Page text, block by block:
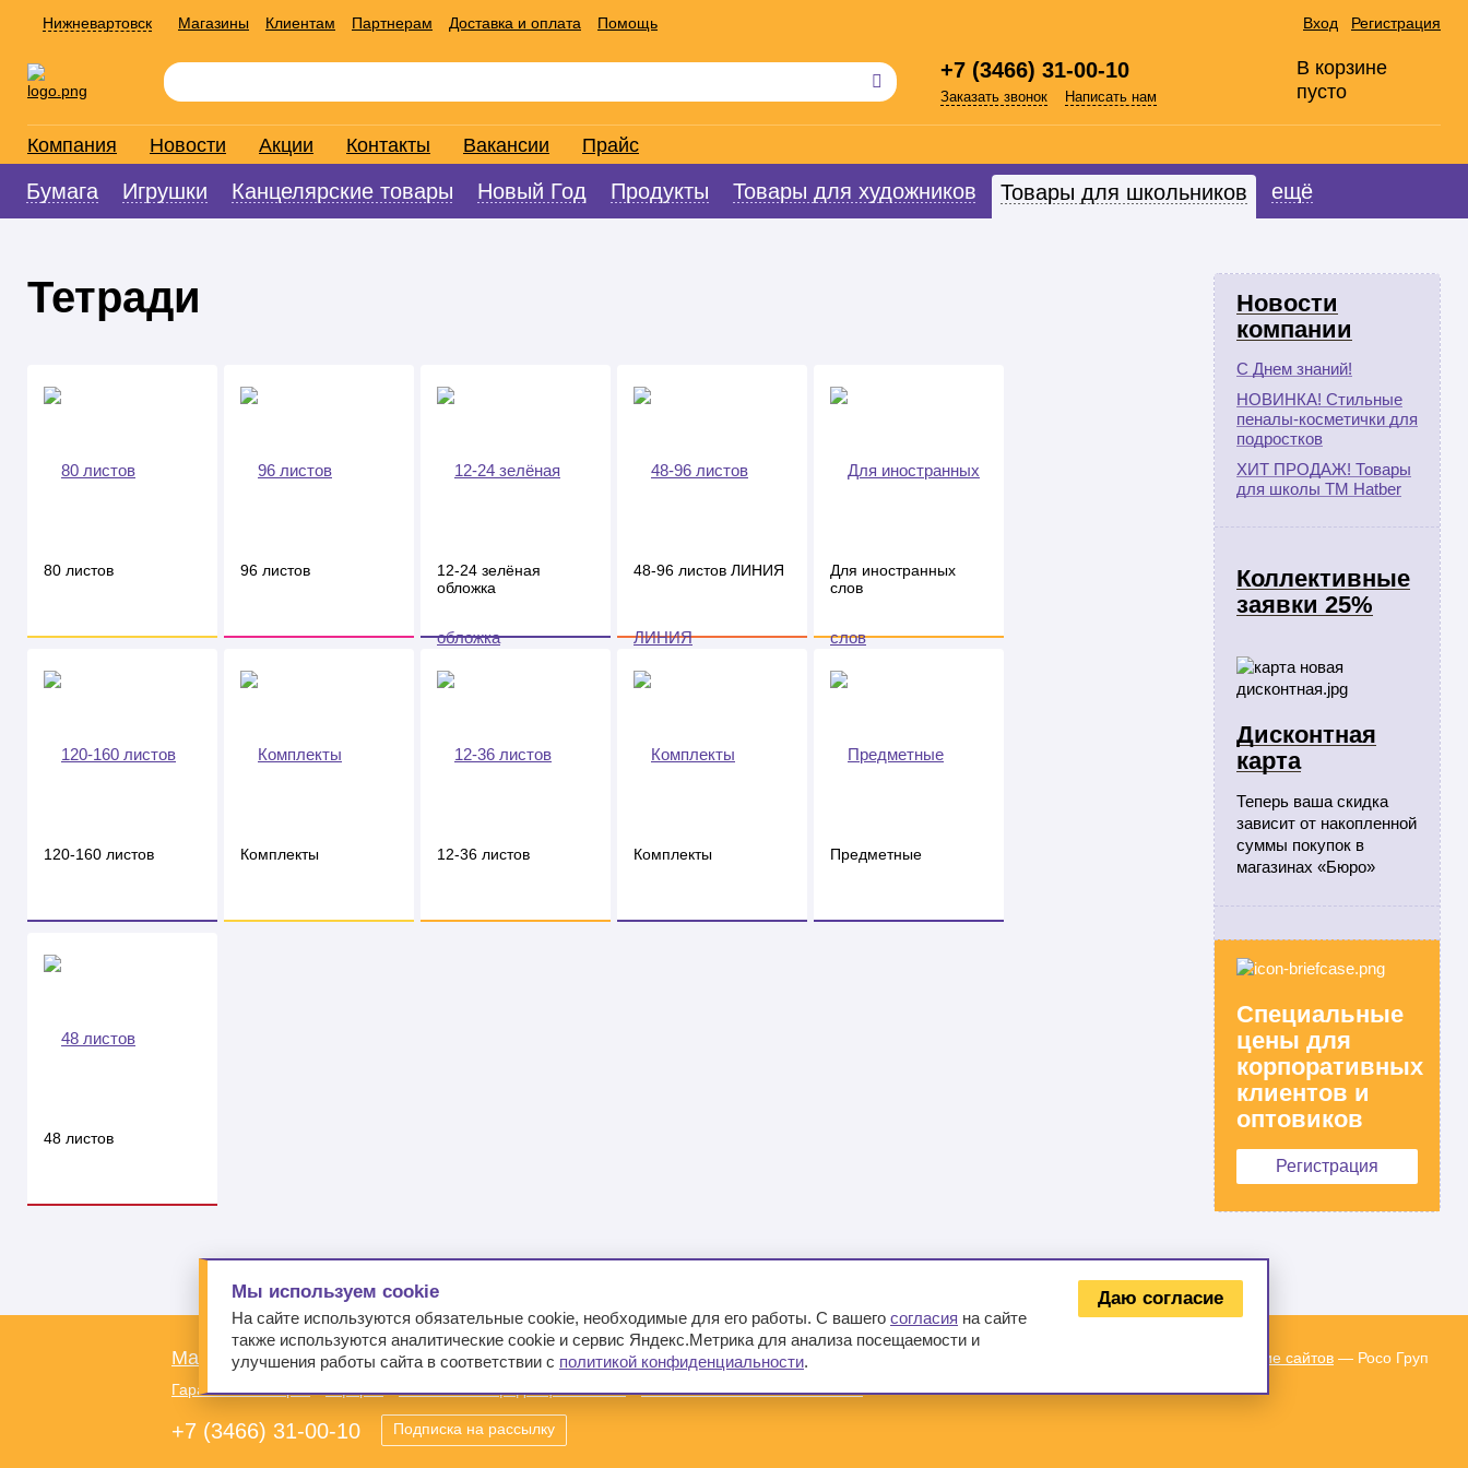
Вход Регистрация
Нижневартовск Магазины Клиентам Партнерам Доставка и оплата Помощь
+7 (3466) 31-00-10
Заказать звонок Написать нам
В корзине
пусто
Компания Новости Акции Контакты Вакансии Прайс
Бумага Игрушки Канцелярские товары Новый Год Продукты Товары для художников Товары для школьников ещё
Новости
компании
С Днем знаний!
НОВИНКА! Стильные
пеналы-косметички для
подростков
ХИТ ПРОДАЖ! Товары
для школы ТМ Hatber
Коллективные
заявки 25%
Дисконтная
карта
Теперь ваша скидка
зависит от накопленной
суммы покупок в
магазинах «Бюро»
Специальные
цены для
корпоративных
клиентов и
оптовиков
Регистрация
Тетради
80 листов 96 листов
12-24 зелёная
обложка
48-96 листов ЛИНИЯ
Для иностранных
слов
120-160 листов Комплекты 12-36 листов Комплекты Предметные
48 листов
Создание сайтов — Росо Груп
Магазины Компания Новости Акции Контакты Вакансии Прайс
Гарантия и возврат Оферта Политика конфиденциальности Пользовательское соглашение
+7 (3466) 31-00-10 Подписка на рассылку
Мы используем cookie
На сайте используются обязательные cookie, необходимые для его работы. С вашего согласия на сайте
также используются аналитические cookie и сервис Яндекс.Метрика для анализа посещаемости и
улучшения работы сайта в соответствии с политикой конфиденциальности.
Даю согласие